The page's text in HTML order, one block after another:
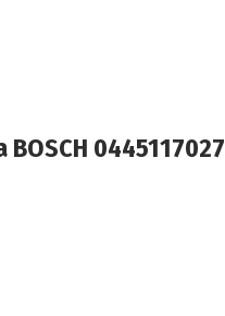
0445117027